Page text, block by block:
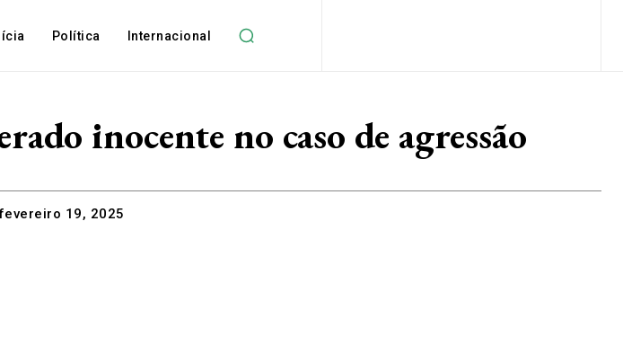
Política Internacional
inocente no caso de agressão
19, 2025